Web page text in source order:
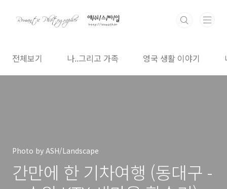
전체보기 나..그리고 가족 영국 생활 이야기
Photo by ASH/Landscape
간만에 한 기차여행 (동대구 -